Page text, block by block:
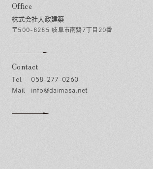
Office
株式会社大政建築
〒500-8285 岐阜市南鶉7丁目20番
Contact
058-277-0260
info@daimasa.net